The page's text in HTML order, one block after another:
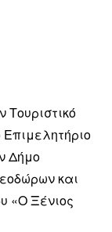
Επιμελητήριο
Δήμο
και
«Ο Ξένιος